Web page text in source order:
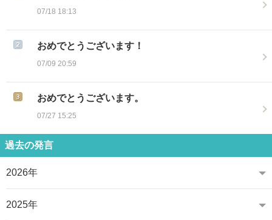
07/18 18:13
おめでとうございます！
07/09 20:59
おめでとうございます。
07/27 15:25
過去の発言
2026年
2025年